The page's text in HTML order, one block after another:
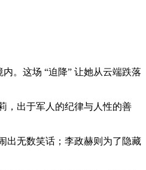
。这场 “迫降” 让她从云端跌落
，出于军人的纪律与人性的善
出无数笑话；李政赫则为了隐藏